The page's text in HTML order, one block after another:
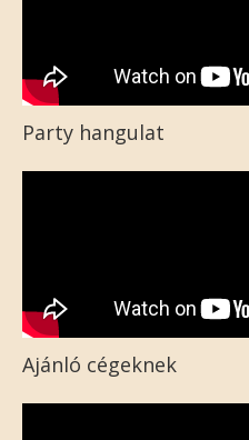
Party hangulat
Ajánló cégeknek